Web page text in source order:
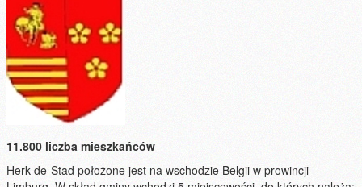
11.800 liczba mieszkańców
Herk-de-Stad położone jest na wschodzie Belgii w prowincji